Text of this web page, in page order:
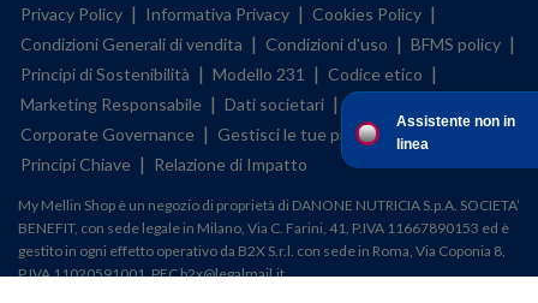
Assistente non in
linea
Privacy Policy | Informativa Privacy | Cookies Policy |
Condizioni Generali di vendita | Condizioni d'uso | BFMS policy |
Principi di Sostenibilità | Modello 231 | Codice etico |
Marketing Responsabile | Dati societari |
Corporate Governance | Gestisci le tue preferenze sui cookies |
Principi Chiave | Relazione di Impatto
My Mellin Shop è un negozio di proprietà di DANONE NUTRICIA S.p.A. SOCIETA’
BENEFIT, con sede legale in Milano, Via C. Farini, 41, P.IVA 11667890153 ed è
gestito in ogni effetto operativo da B2X S.r.l. con sede in Roma, Via Coponia 8,
P.IVA 11020591001, PEC b2x@legalmail.it